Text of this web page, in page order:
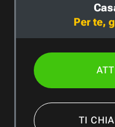
Per te,
TI